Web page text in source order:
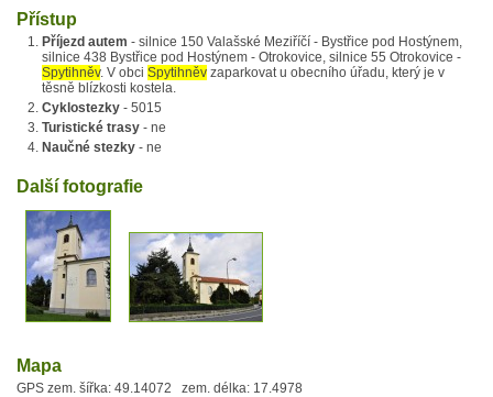
Přístup
Příjezd autem - silnice 150 Valašské Meziříčí - Bystřice pod Hostýnem,
silnice 438 Bystřice pod Hostýnem - Otrokovice, silnice 55 Otrokovice -
Spytihněv. V obci Spytihněv zaparkovat u obecního úřadu, který je v
těsně blízkosti kostela.
Cyklostezky - 5015
Turistické trasy - ne
Naučné stezky - ne
Další fotografie
Mapa
GPS zem. šířka: 49.14072 zem. délka: 17.4978